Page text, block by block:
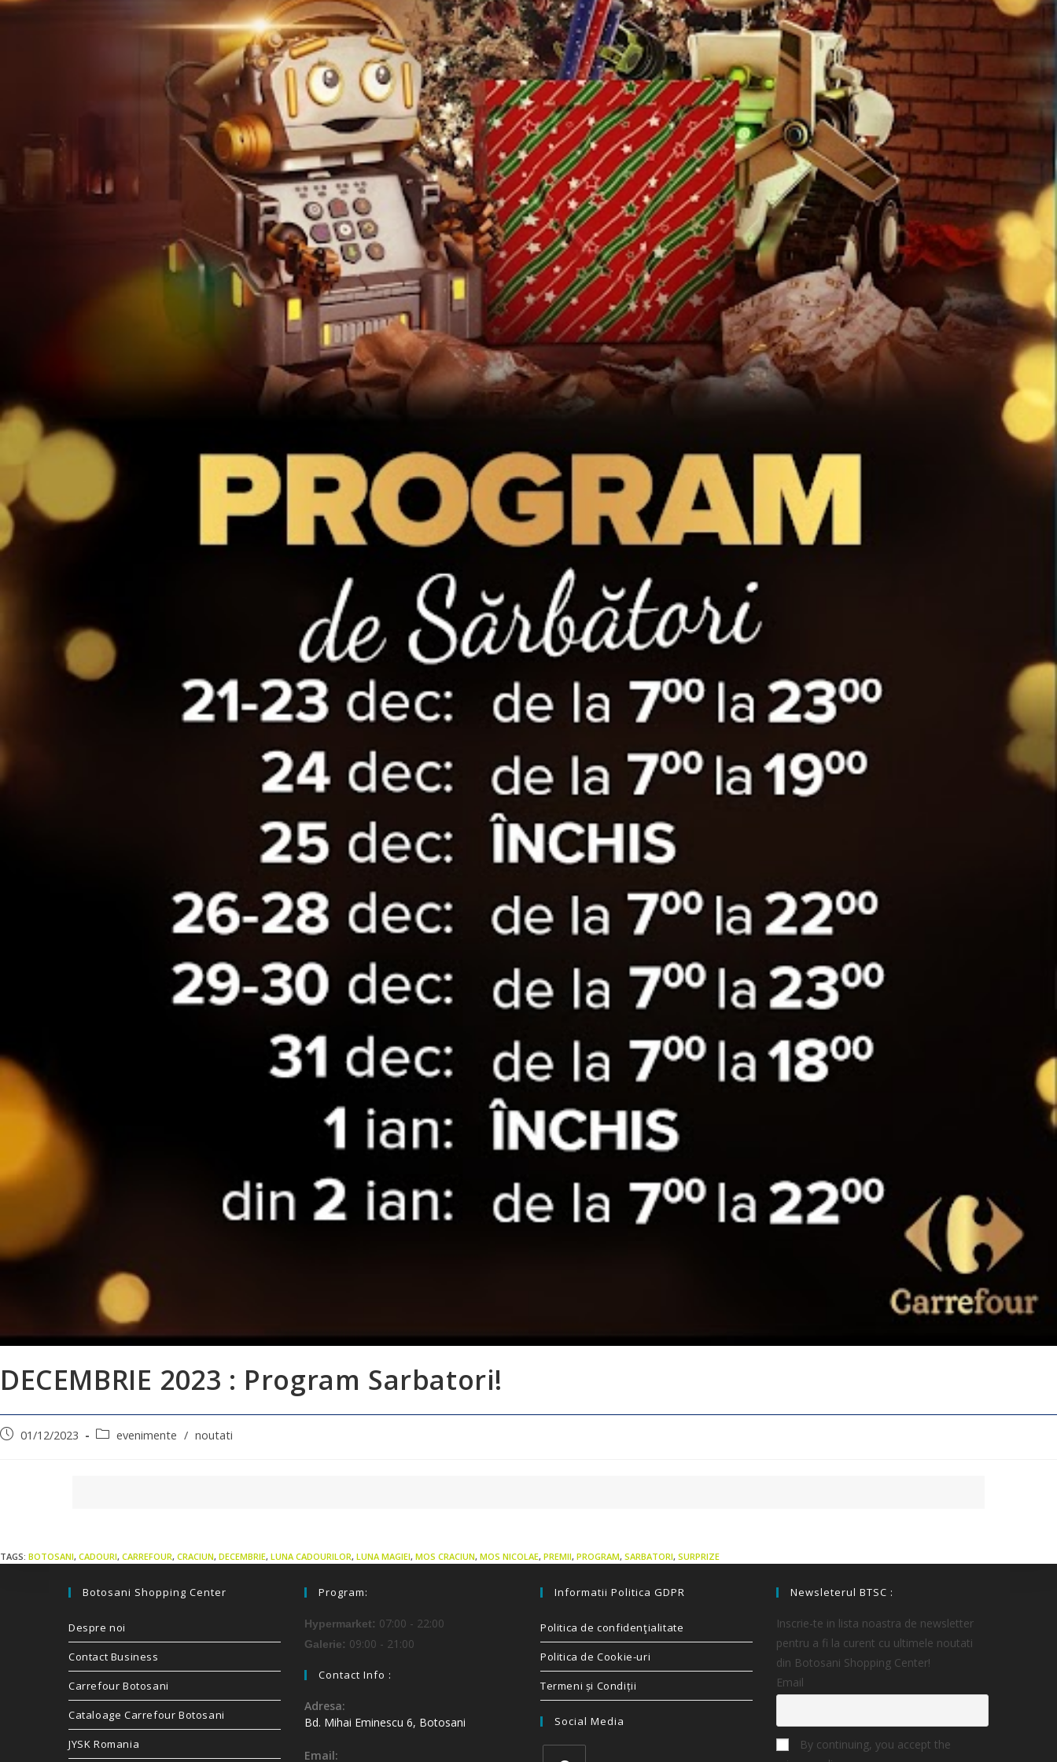
DECEMBRIE 2023 : Program Sarbatori!
01/12/2023 evenimente / noutati
TAGS: BOTOSANI, CADOURI, CARREFOUR, CRACIUN, DECEMBRIE, LUNA CADOURILOR, LUNA MAGIEI, MOS CRACIUN, MOS NICOLAE, PREMII, PROGRAM, SARBATORI, SURPRIZE
Botosani Shopping Center
Despre noi
Contact Business
Carrefour Botosani
Cataloage Carrefour Botosani
JYSK Romania
Program:
Hypermarket: 07:00 - 22:00
Galerie: 09:00 - 21:00
Contact Info :
Adresa:
Bd. Mihai Eminescu 6, Botosani
Email:
Informatii Politica GDPR
Politica de confidenţialitate
Politica de Cookie-uri
Termeni și Condiții
Social Media
Newsleterul BTSC :
Inscrie-te in lista noastra de newsletter
pentru a fi la curent cu ultimele noutati
din Botosani Shopping Center!
Email
By continuing, you accept the